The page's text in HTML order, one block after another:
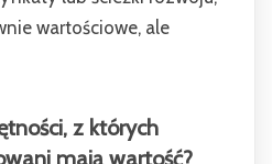
wartościowe, ale
z których
mają wartość?